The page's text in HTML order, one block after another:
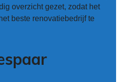
overzicht gezet, zodat het
beste renovatiebedrijf te